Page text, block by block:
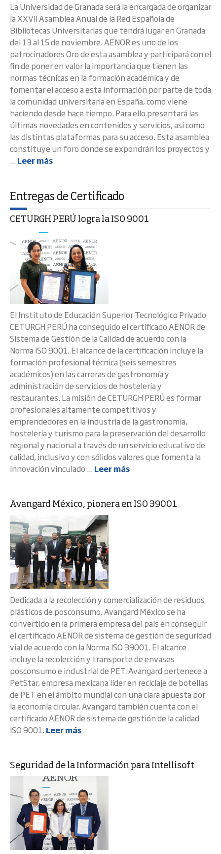
La Universidad de Granada será la encargada de organizar
la XXVII Asamblea Anual de la Red Española de
Bibliotecas Universitarias que tendrá lugar en Granada
del 13 al 15 de noviembre. AENOR es uno de los
patrocinadores Oro de esta asamblea y participará con el
fin de poner en valor la importancia que tienen las
normas técnicas en la formación académica y de
fomentar el acceso a esta información por parte de toda
la comunidad universitaria en España, como viene
haciendo desde hace tiempo. Para ello presentará las
últimas novedades en contenidos y servicios, así como
las distintas plataformas para su acceso. Esta asamblea
constituye un foro donde se expondrán los proyectos y
... Leer más
Entregas de Certificado
CETURGH PERÚ logra la ISO 9001
El Instituto de Educación Superior Tecnológico Privado
CETURGH PERÚ ha conseguido el certificado AENOR de
Sistema de Gestión de la Calidad de acuerdo con la
Norma ISO 9001. El alcance de la certificación incluye la
formación profesional técnica (seis semestres
académicos) en las carreras de gastronomía y
administración de servicios de hostelería y
restaurantes. La misión de CETURGH PERÚ es formar
profesionales altamente competitivos y
emprendedores en la industria de la gastronomía,
hostelería y turismo para la preservación del desarrollo
regional y nacional a través de un servicio educativo de
calidad, inclusivo y con sólidos valores que fomenta la
innovación vinculado ... Leer más
Avangard México, pionera en ISO 39001
Dedicada a la recolección y comercialización de residuos
plásticos de posconsumo, Avangard México se ha
convertido en la primera empresa del país en conseguir
el certificado AENOR de sistema de gestión de seguridad
vial de acuerdo con la Norma ISO 39001. El alcance
incluye la recolección y transporte de envases
posconsumo e industrial de PET. Avangard pertenece a
PetStar, empresa mexicana líder en reciclaje de botellas
de PET en el ámbito mundial con una clara apuesta por
la economía circular. Avangard también cuenta con el
certificado AENOR de sistema de gestión de la calidad
ISO 9001. Leer más
Seguridad de la Información para Intellisoft